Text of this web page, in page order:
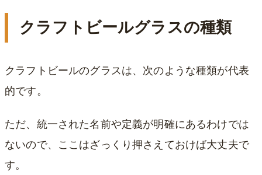
クラフトビールグラスの種類
クラフトビールのグラスは、次のような種類が代表
的です。
ただ、統一された名前や定義が明確にあるわけでは
ないので、ここはざっくり押さえておけば大丈夫で
す。